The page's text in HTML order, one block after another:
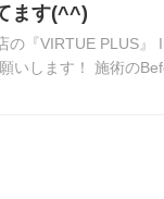
ます(^^)
『VIRTUE PLUS』
いします！ 施術の